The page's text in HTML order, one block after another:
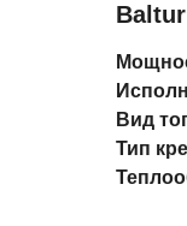
Baltur
Вид
Тип